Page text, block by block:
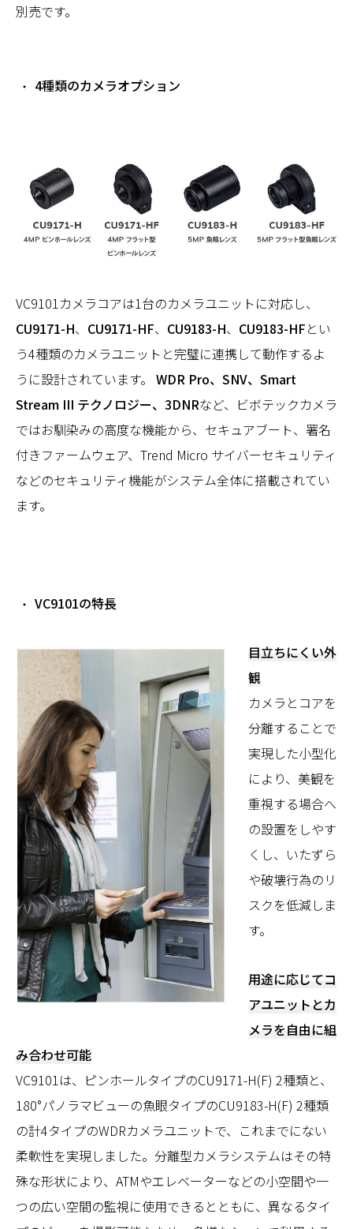
別売です。
4種類のカメラオプション
VC9101カメラコアは1台のカメラユニットに対応し、
CU9171-H、 CU9171-HF、 CU9183-H、 CU9183-HFとい
う4種類のカメラユニットと完璧に連携して動作するよ
うに設計されています。 WDR Pro、SNV、Smart
Stream III テクノロジー、3DNRなど、ビボテックカメラ
ではお馴染みの高度な機能から、セキュアブート、署名
付きファームウェア、Trend Micro サイバーセキュリティ
などのセキュリティ機能がシステム全体に搭載されてい
ます。
VC9101の特長
目立ちにくい外
観
カメラとコアを
分離することで
実現した小型化
により、美観を
重視する場合へ
の設置をしやす
くし、いたずら
や破壊行為のリ
スクを低減しま
す。
用途に応じてコ
アユニットとカ
メラを自由に組
み合わせ可能
VC9101は、ピンホールタイプのCU9171-H(F) 2種類と、
180°パノラマビューの魚眼タイプのCU9183-H(F) 2種類
の計4タイプのWDRカメラユニットで、これまでにない
柔軟性を実現しました。分離型カメラシステムはその特
殊な形状により、ATMやエレベーターなどの小空間や一
つの広い空間の監視に使用できるとともに、異なるタイ